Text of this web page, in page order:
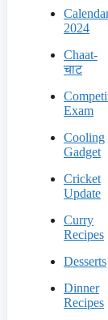
2024
Chaat-
चाट
Exam
Cooling
Gadget
Cricket
Update
Curry
Recipes
Desserts
Dinner
Recipes